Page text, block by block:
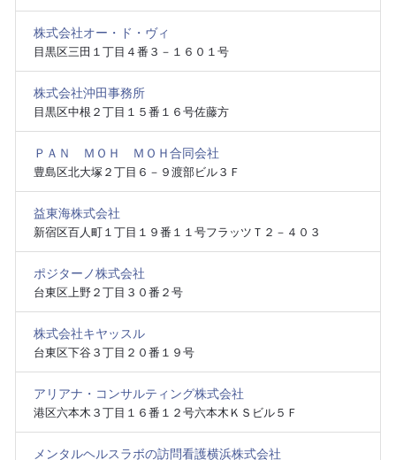
株式会社オー・ド・ヴィ
目黒区三田１丁目４番３－１６０１号
株式会社沖田事務所
目黒区中根２丁目１５番１６号佐藤方
ＰＡＮ ＭＯＨ ＭＯＨ合同会社
豊島区北大塚２丁目６－９渡部ビル３Ｆ
益東海株式会社
新宿区百人町１丁目１９番１１号フラッツＴ２－４０３
ポジターノ株式会社
台東区上野２丁目３０番２号
株式会社キヤッスル
台東区下谷３丁目２０番１９号
アリアナ・コンサルティング株式会社
港区六本木３丁目１６番１２号六本木ＫＳビル５Ｆ
メンタルヘルスラボの訪問看護横浜株式会社